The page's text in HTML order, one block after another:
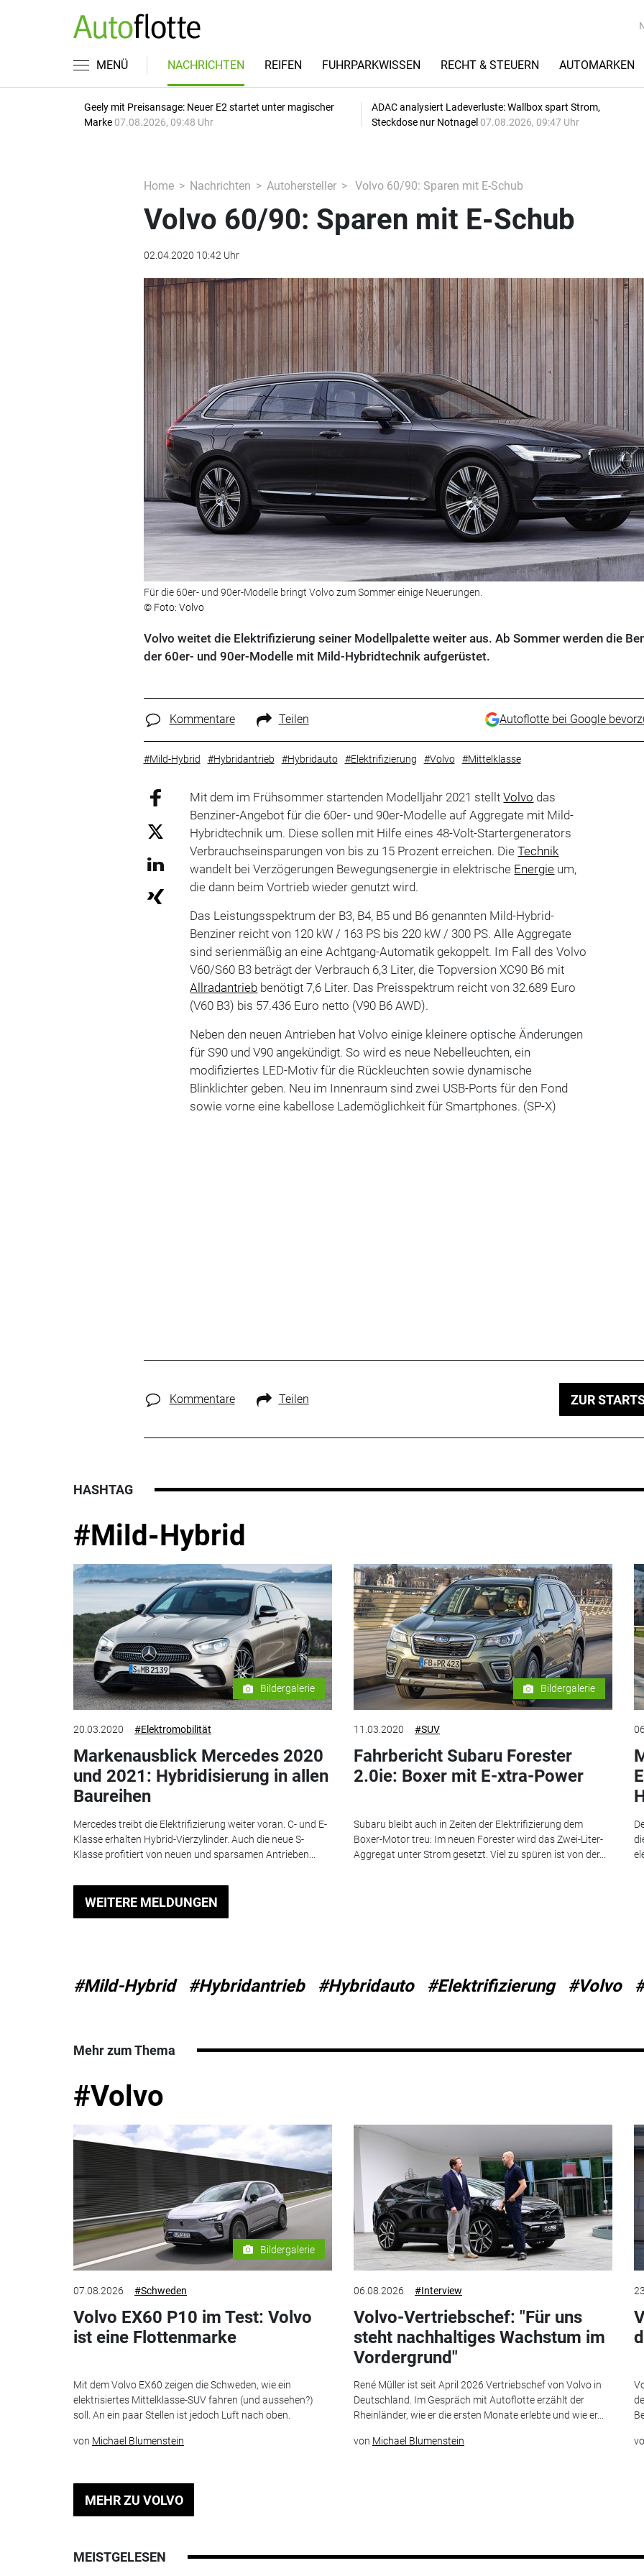
MENÜ NACHRICHTEN REIFEN FUHRPARKWISSEN RECHT & STEUERN AUTOMARKEN
Geely mit Preisansage: Neuer E2 startet unter magischer
Marke 07.08.2026, 09:48 Uhr
ADAC analysiert Ladeverluste: Wallbox spart Strom,
Steckdose nur Notnagel 07.08.2026, 09:47 Uhr
Home Nachrichten Autohersteller Volvo 60/90: Sparen mit E-Schub
Volvo 60/90: Sparen mit E-Schub
02.04.2020 10:42 Uhr
Für die 60er- und 90er-Modelle bringt Volvo zum Sommer einige Neuerungen.
© Foto: Volvo
Volvo weitet die Elektrifizierung seiner Modellpalette weiter aus. Ab Sommer werden die
der 60er- und 90er-Modelle mit Mild-Hybridtechnik aufgerüstet.
Kommentare Teilen Autoflotte bei Google
#Mild-Hybrid #Hybridantrieb #Hybridauto #Elektrifizierung #Volvo #Mittelklasse
Mit dem im Frühsommer startenden Modelljahr 2021 stelltVolvo das
Benziner-Angebot für die 60er- und 90er-Modelle auf Aggregate mit Mild-
Hybridtechnik um. Diese sollen mit Hilfe eines 48-Volt-Startergenerators
Verbrauchseinsparungen von bis zu 15 Prozent erreichen. DieTechnik
wandelt bei Verzögerungen Bewegungsenergie in elektrische Energie um,
die dann beim Vortrieb wieder genutzt wird.
Das Leistungsspektrum der B3, B4, B5 und B6 genannten Mild-Hybrid-
Benziner reicht von 120 kW / 163 PS bis 220 kW / 300 PS. Alle Aggregate
sind serienmäßig an eine Achtgang-Automatik gekoppelt. Im Fall des Volvo
V60/S60 B3 beträgt der Verbrauch 6,3 Liter, die Topversion XC90 B6 mit
Allradantrieb benötigt 7,6 Liter. Das Preisspektrum reicht von 32.689 Euro
(V60 B3) bis 57.436 Euro netto (V90 B6 AWD).
Neben den neuen Antrieben hat Volvo einige kleinere optische Änderungen
für S90 und V90 angekündigt. So wird es neue Nebelleuchten, ein
modifiziertes LED-Motiv für die Rückleuchten sowie dynamische
Blinklichter geben. Neu im Innenraum sind zwei USB-Ports für den Fond
sowie vorne eine kabellose Lademöglichkeit für Smartphones. (SP-X)
Kommentare Teilen ZUR
HASHTAG
#Mild-Hybrid
Bildergalerie
20.03.2020 #Elektromobilität
Markenausblick Mercedes 2020
und 2021: Hybridisierung in allen
Baureihen
Mercedes treibt die Elektrifizierung weiter voran. C- und E-
Klasse erhalten Hybrid-Vierzylinder. Auch die neue S-
Klasse profitiert von neuen und sparsamen Antrieben...
Bildergalerie
11.03.2020 #SUV
Fahrbericht Subaru Forester
2.0ie: Boxer mit E-xtra-Power
Subaru bleibt auch in Zeiten der Elektrifizierung dem
Boxer-Motor treu: Im neuen Forester wird das Zwei-Liter-
Aggregat unter Strom gesetzt. Viel zu spüren ist von der...
WEITERE MELDUNGEN
#Mild-Hybrid #Hybridantrieb #Hybridauto #Elektrifizierung #Volvo
Mehr zum Thema
#Volvo
Bildergalerie
07.08.2026 #Schweden
Volvo EX60 P10 im Test: Volvo
ist eine Flottenmarke
Mit dem Volvo EX60 zeigen die Schweden, wie ein
elektrisiertes Mittelklasse-SUV fahren (und aussehen?)
soll. An ein paar Stellen ist jedoch Luft nach oben.
von Michael Blumenstein
06.08.2026 #Interview
Volvo-Vertriebschef: "Für uns
steht nachhaltiges Wachstum im
Vordergrund"
René Müller ist seit April 2026 Vertriebschef von Volvo in
Deutschland. Im Gespräch mit Autoflotte erzählt der
Rheinländer, wie er die ersten Monate erlebte und wie er...
von Michael Blumenstein
MEHR ZU VOLVO
MEISTGELESEN